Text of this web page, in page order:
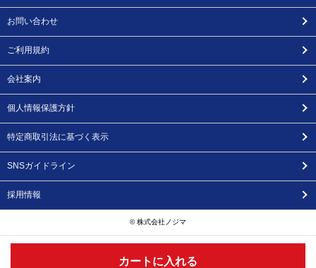
カートに入れる
お問い合わせ
ご利用規約
会社案内
個人情報保護方針
特定商取引法に基づく表示
SNSガイドライン
採用情報
© 株式会社ノジマ